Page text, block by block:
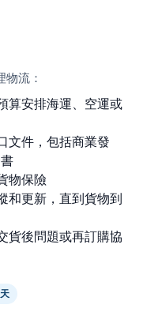
流：
安排海運、空運或
件，包括商業發
物保險
和更新，直到貨物到
後問題或再訂購協